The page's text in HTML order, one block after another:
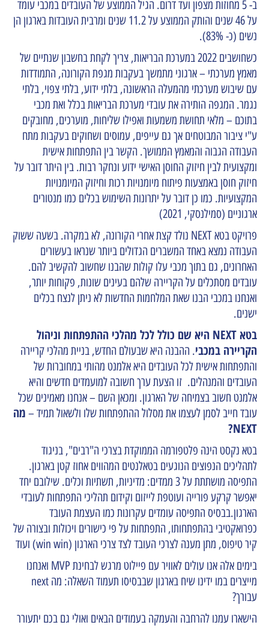
ב- 5 מחוזות מצפון ועד דרום. הגיל הממוצע של העובדים במכבי עומד
על 46 שנים והותק הממוצע על 11.2 שנים ומרבית העובדות בארגון הן
נשים (כ- 83%).
כשחושבים 2022 במערכת הבריאות, צריך לקחת בחשבון שנתיים של
מאמץ מערכתי – ארגוני מתמשך בעקבות מגפת הקורונה, התמודדות
עם שיבוש מערכתי מהמעלה הראשונה, בלתי ידוע, בלתי צפוי, בלתי
נגמר. המגפה הותירה את עובדי מערכת הבריאות בכלל ואת מכבי
בתוכם – מלאי תחושת משמעות ואפילו שליחות, מוערכים, מחובקים
ע"י ציבור המבוטחים אך גם עייפים, עמוסים ושחוקים בעקבות מתח
העבודה הגבוה והמאמץ הממושך. הקשר בין התפתחות אישית
ומקצועית לבין חיזוק החוסן האישי ידוע ונחקר רבות. בין היתר דובר על
חיזוק חוסן באמצעות פיתוח מיומנויות רכות וחיזוק המיומנויות
המקצועיות. כמו כן דובר על יתרונות השימוש בכלים כמו מנטורים
ארגוניים (סמילנסקי, 2021)
פרויקט בטא NEXT נולד קצת אחרי הקורונה, לא במקרה. בשעה ששוק
העבודה נמצא באחד המשברים הגדולים ביותר שנראו בעשורים
האחרונים, גם בתוך מכבי עלו קולות שהבנו שחשוב להקשיב להם.
עובדים מסתכלים על הקריירה שלהם בעינים שונות, פקוחות יותר,
ואנחנו במכבי הבנו שאת המלחמות החדשות לא ניתן לנצח בכלים
ישנים.
בטא NEXT היא שם כולל לכל מהלכי ההתפתחות וניהול
הקריירה במכבי. ההבנה היא שבעולם החדש, בניית מהלכי קריירה
והתפתחות אישית לכל העובדים היא אלמנט מהותי במחוברות של
העובדים והמנהלים. זו הצעת ערך חשובה למועמדים חדשים והיא
אלמנט חשוב בצמיחה של הארגון. ומכאן השם – אנחנו מאמינים שכל
עובד חייב לסמן לעצמו את מסלול ההתפתחות שלו ולשאול תמיד – מה
NEXT?
בטא נקסט הינה פלטפורמה הממוקדת בצרכי ה"רבים", בניגוד
לתהליכים הנפוצים הנוגעים בטאלנטים המהווים אחוז קטן בארגון.
התפיסה מושתתת על 3 ממדים: מדיניות, תשתיות וכלים. שילובם יחד
יאפשר קרקע פורייה ועוטפת לייזום וקידום תהליכי התפתחות לעובדי
הארגון.בבסיס התפיסה עומדים עקרונות כמו העצמת העובד
כפרואקטיבי בהתפתחותו, התפתחות על פי כישורים ויכולות ובצורה של
קיר טיפוס, מתן מענה לצרכי העובד לצד צרכי הארגון (win win) ועוד
בימים אלה אנו עולים לאוויר עם פיילוט מרגש לבחינת MVP ואנחנו
מייצרים במו ידינו שיח בארגון שבבסיסו תעמוד השאלה: מה next
עבורך?
הישארו עמנו להרחבה והעמקה בעמודים הבאים ואולי גם בכם יתעורר